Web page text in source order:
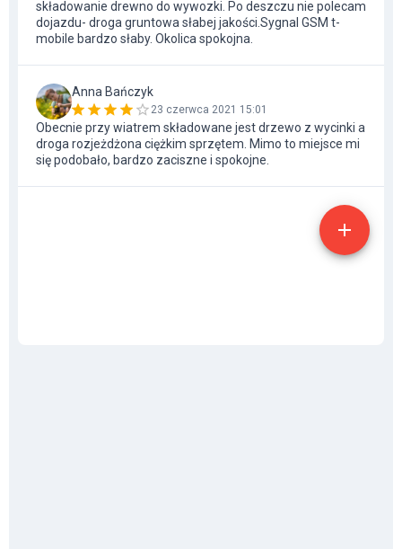
składowanie drewno do wywozki. Po deszczu nie polecam
dojazdu- droga gruntowa słabej jakości.Sygnal GSM t-
mobile bardzo słaby. Okolica spokojna.
Anna Bańczyk
23 czerwca 2021 15:01
Obecnie przy wiatrem składowane jest drzewo z wycinki a
droga rozjeżdżona ciężkim sprzętem. Mimo to miejsce mi
się podobało, bardzo zaciszne i spokojne.